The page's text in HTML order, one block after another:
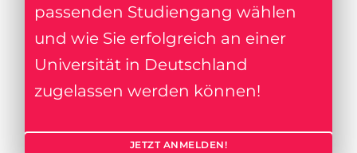
passenden Studiengang wählen
und wie Sie erfolgreich an einer
Universität in Deutschland
zugelassen werden können!
JETZT ANMELDEN!